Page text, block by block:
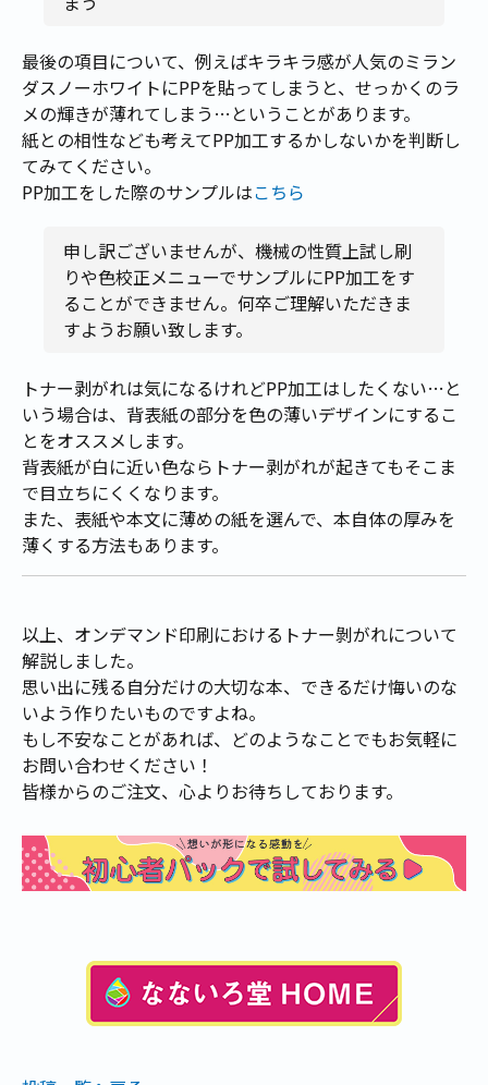
最後の項目について、例えばキラキラ感が人気のミラン
ダスノーホワイトにPPを貼ってしまうと、せっかくのラ
メの輝きが薄れてしまう…ということがあります。
紙との相性なども考えてPP加工するかしないかを判断し
てみてください。
PP加工をした際のサンプルはこちら
申し訳ございませんが、機械の性質上試し刷
りや色校正メニューでサンプルにPP加工をす
ることができません。何卒ご理解いただきま
すようお願い致します。
トナー剥がれは気になるけれどPP加工はしたくない…と
いう場合は、背表紙の部分を色の薄いデザインにするこ
とをオススメします。
背表紙が白に近い色ならトナー剥がれが起きてもそこま
で目立ちにくくなります。
また、表紙や本文に薄めの紙を選んで、本自体の厚みを
薄くする方法もあります。
以上、オンデマンド印刷におけるトナー剝がれについて
解説しました。
思い出に残る自分だけの大切な本、できるだけ悔いのな
いよう作りたいものですよね。
もし不安なことがあれば、どのようなことでもお気軽に
お問い合わせください！
皆様からのご注文、心よりお待ちしております。